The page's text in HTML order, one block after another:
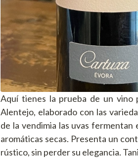
Aquí tienes la prueba de un
Alentejo, elaborado con las
de la vendimia las uvas
aromáticas secas. Presenta un
rústico, sin perder su elegancia.